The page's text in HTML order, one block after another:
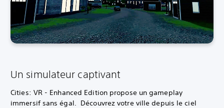
Un simulateur captivant
Cities: VR - Enhanced Edition propose un gameplay
immersif sans égal. Découvrez votre ville depuis le ciel